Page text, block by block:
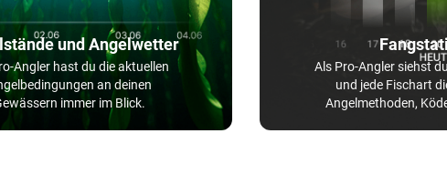
und Angelwetter
Angler hast du die aktuellen
an deinen
immer im Blick.
Als Pro-Angler siehst
und jede Fischart
Angelmethoden,